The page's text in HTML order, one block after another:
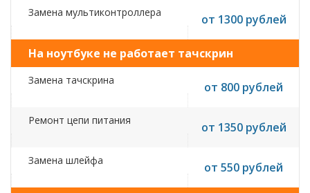
Замена мультиконтроллера от 1300 рублей
На ноутбуке не работает тачскрин
Замена тачскрина от 800 рублей
Ремонт цепи питания от 1350 рублей
Замена шлейфа от 550 рублей